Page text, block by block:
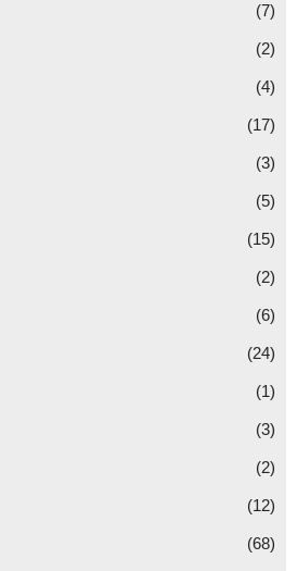
(7)
(2)
(4)
(17)
(3)
(5)
(15)
(2)
(6)
(24)
(1)
(3)
(2)
(12)
(68)